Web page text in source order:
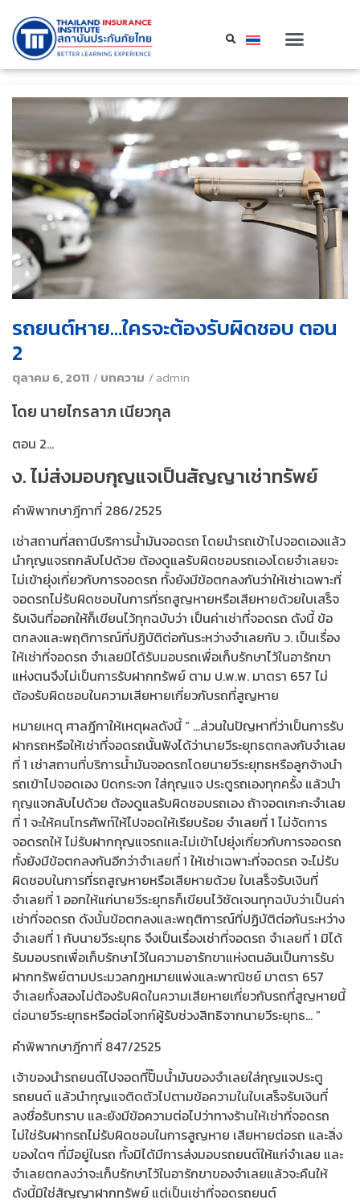
รถยนต์หาย…ใครจะต้องรับผิดชอบ ตอน
2
ตุลาคม 6, 2011 /บทความ /admin
โดย นายไกรลาภ เนียวกุล
ตอน 2…
ง. ไม่ส่งมอบกุญแจเป็นสัญญาเช่าทรัพย์
คำพิพากษาฎีกาที่ 286/2525
เช่าสถานที่สถานีบริการน้ำมันจอดรถ โดยนำรถเข้าไปจอดเองแล้ว
นำกุญแจรถกลับไปด้วย ต้องดูแลรับผิดชอบรถเองโดยจำเลยจะ
ไม่เข้ายุ่งเกี่ยวกับการจอดรถ ทั้งยังมีข้อตกลงกันว่าให้เช่าเฉพาะที่
จอดรถไม่รับผิดชอบในการที่รถสูญหายหรือเสียหายด้วยใบเสร็จ
รับเงินที่ออกให้ก็เขียนไว้ทุกฉบับว่า เป็นค่าเช่าที่จอดรถ ดังนี้ ข้อ
ตกลงและพฤติการณ์ที่ปฏิบัติต่อกันระหว่างจำเลยกับ ว. เป็นเรื่อง
ให้เช่าที่จอดรถ จำเลยมิได้รับมอบรถเพื่อเก็บรักษาไว้ในอารักขา
แห่งตนจึงไม่เป็นการรับฝากทรัพย์ ตาม ป.พ.พ. มาตรา 657 ไม่
ต้องรับผิดชอบในความเสียหายเกี่ยวกับรถที่สูญหาย
หมายเหตุ ศาลฎีกาให้เหตุผลดังนี้ “ …ส่วนในปัญหาที่ว่าเป็นการรับ
ฝากรถหรือให้เช่าที่จอดรถนั้นฟังได้ว่านายวีระยุทธตกลงกับจำเลย
ที่ 1 เช่าสถานที่บริการน้ำมันจอดรถโดยนายวีระยุทธหรือลูกจ้างนำ
รถเข้าไปจอดเอง ปิดกระจก ใส่กุญแจ ประตูรถเองทุกครั้ง แล้วนำ
กุญแจกลับไปด้วย ต้องดูแลรับผิดชอบรถเอง ถ้าจอดเกะกะจำเลย
ที่ 1 จะให้คนโทรศัพท์ให้ไปจอดให้เรียบร้อย จำเลยที่ 1 ไม่จัดการ
จอดรถให้ ไม่รับฝากกุญแจรถและไม่เข้าไปยุ่งเกี่ยวกับการจอดรถ
ทั้งยังมีข้อตกลงกันอีกว่าจำเลยที่ 1 ให้เช่าเฉพาะที่จอดรถ จะไม่รับ
ผิดชอบในการที่รถสูญหายหรือเสียหายด้วย ใบเสร็จรับเงินที่
จำเลยที่ 1 ออกให้แก่นายวีระยุทธก็เขียนไว้ชัดเจนทุกฉบับว่าเป็นค่า
เช่าที่จอดรถ ดังนั้นข้อตกลงและพฤติการณ์ที่ปฏิบัติต่อกันระหว่าง
จำเลยที่ 1 กับนายวีระยุทธ จึงเป็นเรื่องเช่าที่จอดรถ จำเลยที่ 1 มิได้
รับมอบรถเพื่อเก็บรักษาไว้ในความอารักขาแห่งตนอันเป็นการรับ
ฝากทรัพย์ตามประมวลกฎหมายแพ่งและพาณิชย์ มาตรา 657
จำเลยทั้งสองไม่ต้องรับผิดในความเสียหายเกี่ยวกับรถที่สูญหายนี้
ต่อนายวีระยุทธหรือต่อโจทก์ผู้รับช่วงสิทธิจากนายวีระยุทธ… ”
คำพิพากษาฎีกาที่ 847/2525
เจ้าของนำรถยนต์ไปจอดที่ปั๊มน้ำมันของจำเลยใส่กุญแจประตู
รถยนต์ แล้วนำกุญแจติดตัวไปตามข้อความในใบเสร็จรับเงินที่
ลงชื่อรับทราบ และยังมีข้อความต่อไปว่าทางร้านให้เช่าที่จอดรถ
ไม่ใช่รับฝากรถไม่รับผิดชอบในการสูญหาย เสียหายต่อรถ และสิ่ง
ของใดๆ ที่มีอยู่ในรถ ทั้งมิได้มีการส่งมอบรถยนต์ให้แก่จำเลย และ
จำเลยตกลงว่าจะเก็บรักษาไว้ในอารักขาของจำเลยแล้วจะคืนให้
ดังนี้มิใช่สัญญาฝากทรัพย์ แต่เป็นเช่าที่จอดรถยนต์